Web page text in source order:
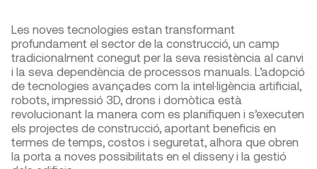
Les noves tecnologies estan transformant
profundament el sector de la construcció, un camp
tradicionalment conegut per la seva resistència al canvi
i la seva dependència de processos manuals. L’adopció
de tecnologies avançades com la intel·ligència artificial,
robots, impressió 3D, drons i domòtica està
revolucionant la manera com es planifiquen i s’executen
els projectes de construcció, aportant beneficis en
termes de temps, costos i seguretat, alhora que obren
la porta a noves possibilitats en el disseny i la gestió